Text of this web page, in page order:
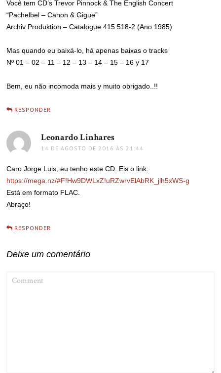
Você tem CD’s Trevor Pinnock & The English Concert
“Pachelbel – Canon & Gigue”
Archiv Produktion – Catalogue 415 518-2 (Ano 1985)
Mas quando eu baixá-lo, há apenas baixas o tracks
Nº 01 – 02 – 11 – 12 – 13 – 14 – 15 – 16 y 17
Bem, eu não incomoda mais y muito obrigado..!!
RESPONDER
Leonardo Linhares
14 DE AGOSTO DE 2016 ÀS 21:44
Caro Jorge Luis, eu tenho este CD. Eis o link:
https://mega.nz/#F!Hw9DWLxZ!uRZwrvElAbRK_jlh5xWS-g
Está em formato FLAC.
Abraço!
RESPONDER
Deixe um comentário